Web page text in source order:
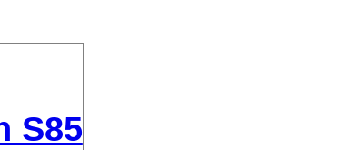
S85